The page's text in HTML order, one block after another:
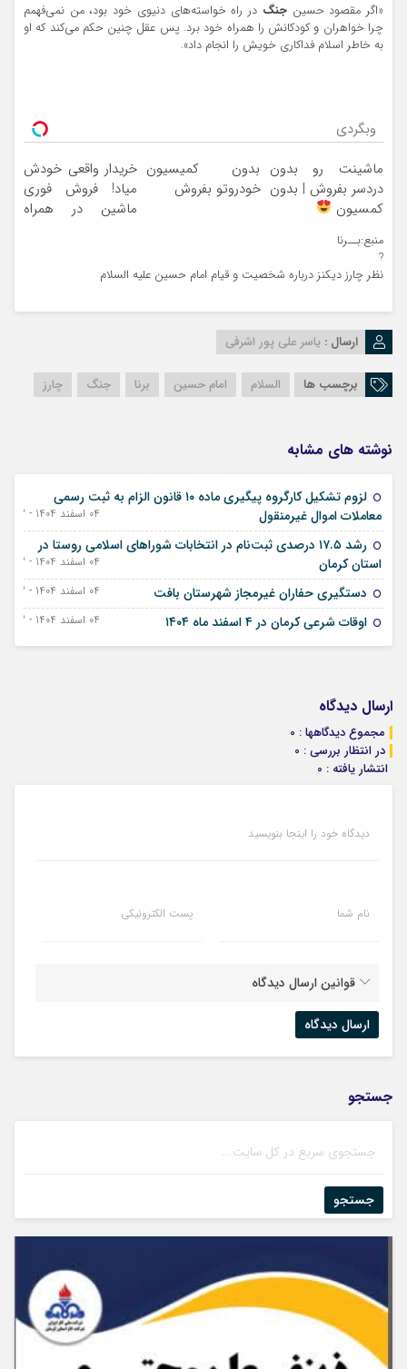
«اگر مقصود حسینجنگ در راه خواسته‌های دنیوی خود بود، من نمی‌فهمم
چرا خواهران و کودکانش را همراه خود برد. پس عقل چنین حکم می‌کند که او
به خاطر اسلام فداکاری خویش را انجام داد».
وبگردی
ماشینت رو بدون
دردسر بفروش | بدون
کمسیون
بدون کمیسیون
خودروتو بفروش
خریدار واقعی خودش
میاد! فروش فوری
ماشین در همراه
منبع:بــرنا
?
نظر چارز دیکنز درباره شخصیت و قیام امام حسین علیه السلام
ارسال : یاسر علی پور اشرفی
برچسب ها السلام امام حسین برنا جنگ چارز
نوشته های مشابه
لزوم تشکیل کارگروه پیگیری ماده ۱۰ قانون الزام به ثبت رسمی
معاملات اموال غیرمنقول
04 اسفند 1404 - 23 فوریه 2026
رشد ۱۷.۵ درصدی ثبت‌نام در انتخابات شورا‌های اسلامی روستا در
استان کرمان
04 اسفند 1404 - 23 فوریه 2026
دستگیری حفاران غیرمجاز شهرستان بافت 04 اسفند 1404 - 23 فوریه 2026
اوقات شرعی کرمان در ۴ اسفند ماه ۱۴۰۴ 04 اسفند 1404 - 23 فوریه 2026
ارسال دیدگاه
مجموع دیدگاهها : 0
در انتظار بررسی : 0
انتشار یافته : 0
دیدگاه خود را اینجا بنویسید
نام شما پست الکترونیکی
قوانین ارسال دیدگاه
جستجو
جستجو